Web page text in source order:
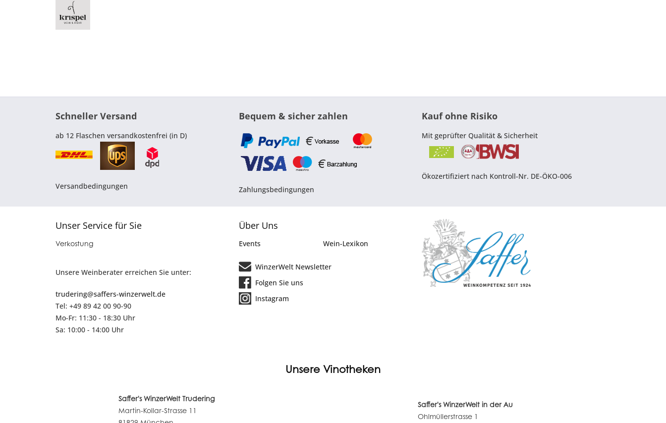
Schneller Versand
ab 12 Flaschen versandkostenfrei (in D)
Versandbedingungen
Bequem & sicher zahlen
Zahlungsbedingungen
Kauf ohne Risiko
Mit geprüfter Qualität & Sicherheit
Ökozertifiziert nach Kontroll-Nr. DE-ÖKO-006
Unser Service für Sie
Verkostung
Unsere Weinberater erreichen Sie unter:
trudering@saffers-winzerwelt.de
Tel: +49 89 42 00 90-90
Mo-Fr: 11:30 - 18:30 Uhr
Sa: 10:00 - 14:00 Uhr
Über Uns
Events Wein-Lexikon
WinzerWelt Newsletter
Folgen Sie uns
Instagram
Unsere Vinotheken
Saffer's WinzerWelt Trudering
Martin-Kollar-Strasse 11
Saffer's WinzerWelt in der Au
Ohlmüllerstrasse 1